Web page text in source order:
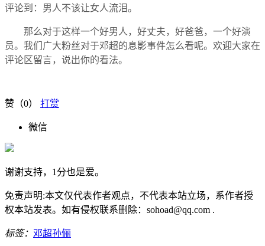
评论到： 男人不该让女人流泪。
那么对于这样一个好男人，好丈夫，好爸爸，一个好演
员。我们广大粉丝对于邓超的息影事件怎么看呢。欢迎大家在
评论区留言，说出你的看法。
赞（0） 打赏
微信
谢谢支持，1分也是爱。
免责声明:本文仅代表作者观点，不代表本站立场，系作者授
权本站发表。如有侵权联系删除：sohoad@qq.com .
标签： 邓超孙俪